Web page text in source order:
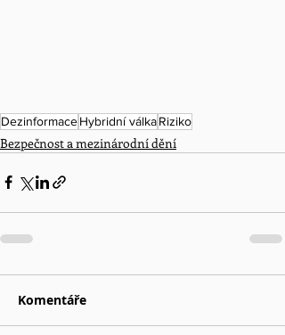
DezinformaceHybridní válkaRiziko
Bezpečnost a mezinárodní dění
Komentáře